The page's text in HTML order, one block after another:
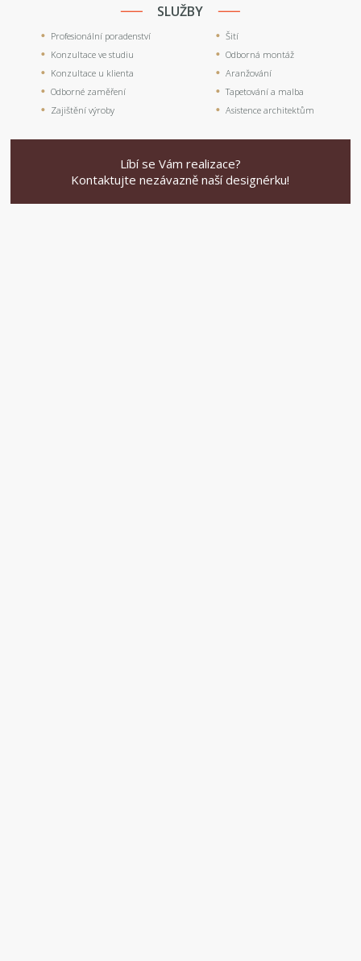
SLUŽBY
Profesionální poradenství
Konzultace ve studiu
Konzultace u klienta
Odborné zaměření
Zajištění výroby
Šití
Odborná montáž
Aranžování
Tapetování a malba
Asistence architektům
Líbí se Vám realizace?
Kontaktujte nezávazně naší designérku!